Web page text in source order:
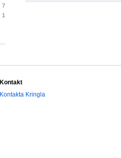
7
1
Kontakt
Kontakta Kringla